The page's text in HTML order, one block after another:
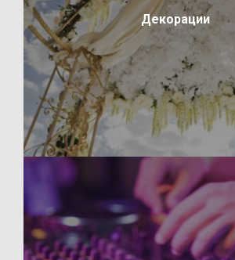
Декорации